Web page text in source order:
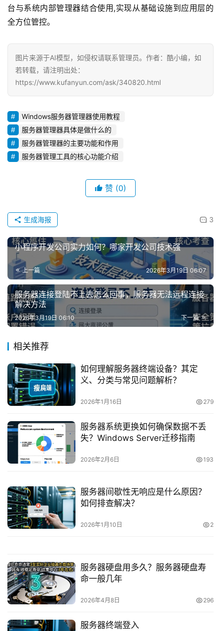
台与系统内部管理器结合使用,实现从基础设施到应用层的
全方位管控。
图片来源于AI模型，如侵权请联系管理员。作者：酷小编，如
若转载，请注明出处：
https://www.kufanyun.com/ask/340820.html
Windows服务器管理器使用教程
服务器管理器具体是做什么的
服务器管理器的主要功能和作用
服务器管理工具的核心功能介绍
赞 (0)
3
生成海报
小程序开发公司实力如何？哪家开发公司技术强
上一篇 2026年3月19日 06:07
服务器连接登陆不上去怎么回事，服务器无法远程连接
解决方法
下一篇
2026年3月19日 06:10
相关推荐
如何理解服务器终端设备？其定
义、分类与常见问题解析？
2026年1月16日 279
服务器系统更换如何确保数据不丢
失？Windows Server迁移指南
2026年2月6日 193
服务器间歇性无响应是什么原因？
如何排查解决？
2026年1月10日 2
服务器硬盘用多久？服务器硬盘寿
命一般几年
2026年4月8日 296
服务器终端登入